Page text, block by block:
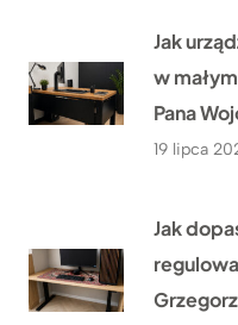
Jak
w
Pana
19 lipca
Jak